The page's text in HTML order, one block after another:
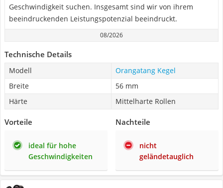
Geschwindigkeit suchen. Insgesamt sind wir von ihrem
beeindruckenden Leistungspotenzial beeindruckt.
08/2026
Technische Details
Modell
Orangatang Kegel
Breite
56 mm
Härte
Mittelharte Rollen
Vorteile
ideal für hohe
Geschwindigkeiten
Nachteile
nicht
geländetauglich